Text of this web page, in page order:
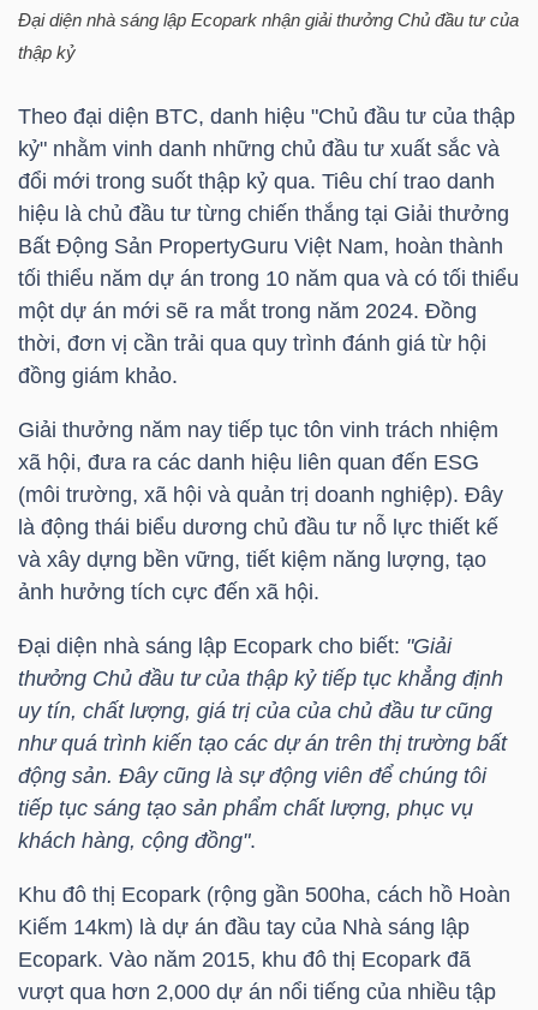
Đại diện nhà sáng lập Ecopark nhận giải thưởng Chủ đầu tư của
thập kỷ
Theo đại diện BTC, danh hiệu "Chủ đầu tư của thập
kỷ" nhằm vinh danh những chủ đầu tư xuất sắc và
đổi mới trong suốt thập kỷ qua. Tiêu chí trao danh
hiệu là chủ đầu tư từng chiến thắng tại Giải thưởng
Bất Động Sản PropertyGuru Việt Nam, hoàn thành
tối thiểu năm dự án trong 10 năm qua và có tối thiểu
một dự án mới sẽ ra mắt trong năm 2024. Đồng
thời, đơn vị cần trải qua quy trình đánh giá từ hội
đồng giám khảo.
Giải thưởng năm nay tiếp tục tôn vinh trách nhiệm
xã hội, đưa ra các danh hiệu liên quan đến ESG
(môi trường, xã hội và quản trị doanh nghiệp). Đây
là động thái biểu dương chủ đầu tư nỗ lực thiết kế
và xây dựng bền vững, tiết kiệm năng lượng, tạo
ảnh hưởng tích cực đến xã hội.
Đại diện nhà sáng lập Ecopark cho biết: "Giải
thưởng Chủ đầu tư của thập kỷ tiếp tục khẳng định
uy tín, chất lượng, giá trị của của chủ đầu tư cũng
như quá trình kiến tạo các dự án trên thị trường bất
động sản. Đây cũng là sự động viên để chúng tôi
tiếp tục sáng tạo sản phẩm chất lượng, phục vụ
khách hàng, cộng đồng".
Khu đô thị Ecopark (rộng gần 500ha, cách hồ Hoàn
Kiếm 14km) là dự án đầu tay của Nhà sáng lập
Ecopark. Vào năm 2015, khu đô thị Ecopark đã
vượt qua hơn 2,000 dự án nổi tiếng của nhiều tập
CÁ
NHÂN
PHÂN
TÍCH
VIETSTOCKFINANCE
VĨ
NGHIỆP
CỔ
PHIẾU
PHÁI